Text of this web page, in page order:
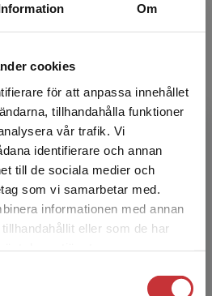
Om
cookies
för att anpassa innehållet
tillhandahålla funktioner
vår trafik. Vi
identifierare och annan
till de sociala medier och
som vi samarbetar med.
informationen med annan
eller som de har
fraktregion
besöker
en enhet utanför Sverige.
utanför Sverige. För
vid Karlstads universitet.
Andersson
Institutionen för